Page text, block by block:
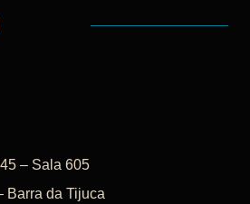
– Sala 605
Barra da Tijuca